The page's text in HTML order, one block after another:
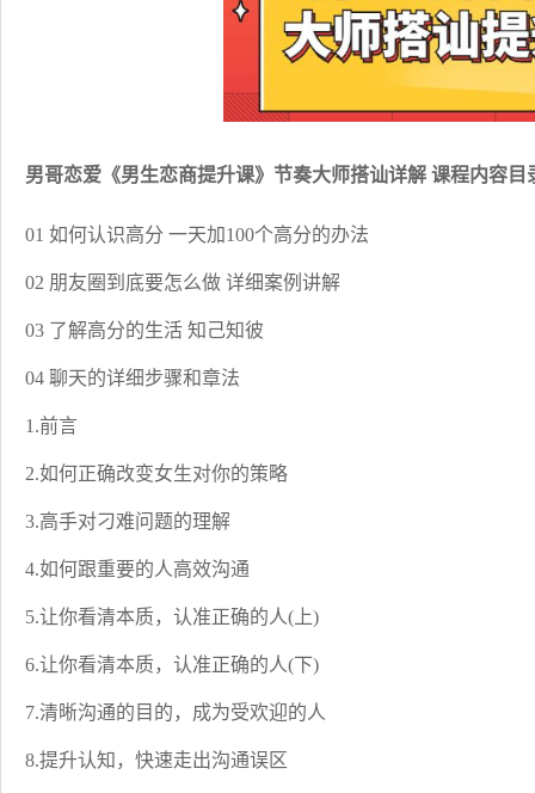
男哥恋爱《男生恋商提升课》节奏大师搭讪详解 课程内容目
01 如何认识高分 一天加100个高分的办法
02 朋友圈到底要怎么做 详细案例讲解
03 了解高分的生活 知己知彼
04 聊天的详细步骤和章法
1.前言
2.如何正确改变女生对你的策略
3.高手对刁难问题的理解
4.如何跟重要的人高效沟通
5.让你看清本质，认准正确的人(上)
6.让你看清本质，认准正确的人(下)
7.清晰沟通的目的，成为受欢迎的人
8.提升认知，快速走出沟通误区